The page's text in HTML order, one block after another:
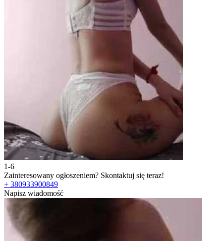
1-6
Zainteresowany ogłoszeniem? Skontaktuj się teraz!
+ 380933900849
Napisz wiadomość